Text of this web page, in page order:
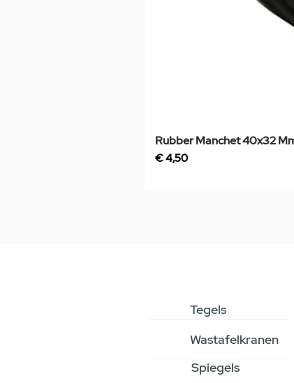
Rubber Manchet 40x32
Prijs
€ 4,50
Tegels
Wastafelkranen
Spiegels